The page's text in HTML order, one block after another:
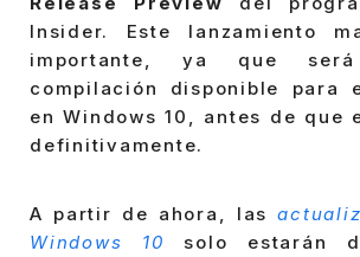
Insider. Este lanzamiento
importante, ya que
compilación disponible para
en Windows 10, antes de que
definitivamente.
A partir de ahora, las
Windows 10 solo estarán